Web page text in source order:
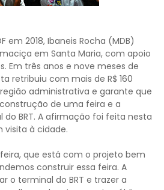
em 2018, Ibaneis Rocha (MDB)
em Santa Maria, com apoio
Em três anos e nove meses de
retribuiu com mais de R$ 160
administrativa e garante que
de uma feira e a
BRT. A afirmação foi feita nesta
visita à cidade.
que está com o projeto bem
construir essa feira. A
o terminal do BRT e trazer a